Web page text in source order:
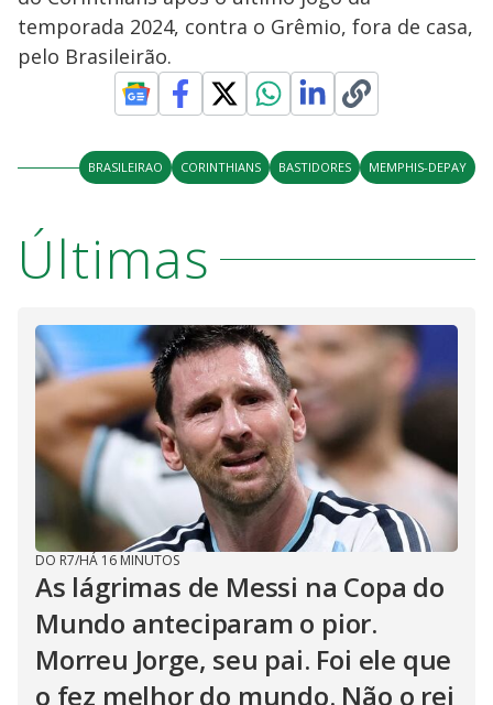
temporada 2024, contra o Grêmio, fora de casa,
pelo Brasileirão.
BRASILEIRAO CORINTHIANS BASTIDORES MEMPHIS-DEPAY
Últimas
DO R7/HÁ 16 MINUTOS
As lágrimas de Messi na Copa do
Mundo anteciparam o pior.
Morreu Jorge, seu pai. Foi ele que
o fez melhor do mundo. Não o rei